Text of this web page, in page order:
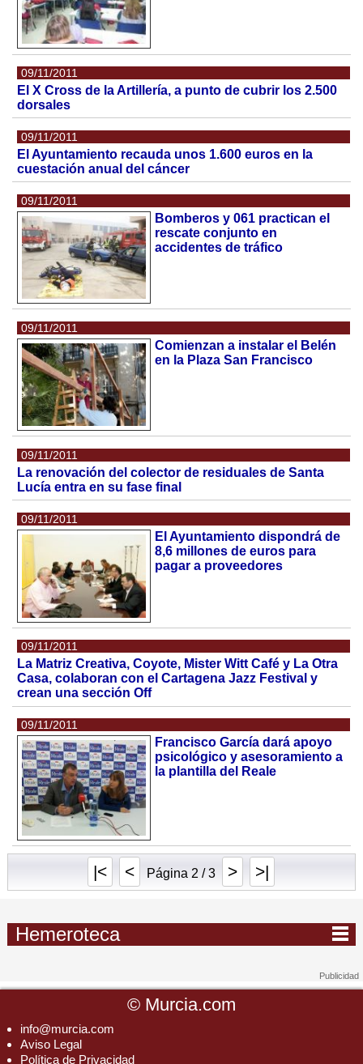
09/11/2011
El X Cross de la Artillería, a punto de cubrir los 2.500
dorsales
09/11/2011
El Ayuntamiento recauda unos 1.600 euros en la
cuestación anual del cáncer
09/11/2011
Bomberos y 061 practican el
rescate conjunto en
accidentes de tráfico
09/11/2011
Comienzan a instalar el Belén
en la Plaza San Francisco
09/11/2011
La renovación del colector de residuales de Santa
Lucía entra en su fase final
09/11/2011
El Ayuntamiento dispondrá de
8,6 millones de euros para
pagar a proveedores
09/11/2011
La Matriz Creativa, Coyote, Mister Witt Café y La Otra
Casa, colaboran con el Cartagena Jazz Festival y
crean una sección Off
09/11/2011
Francisco García dará apoyo
psicológico y asesoramiento a
la plantilla del Reale
|< < Página 2 / 3 > >|
Hemeroteca
© Murcia.com
info@murcia.com
Aviso Legal
Política de Privacidad